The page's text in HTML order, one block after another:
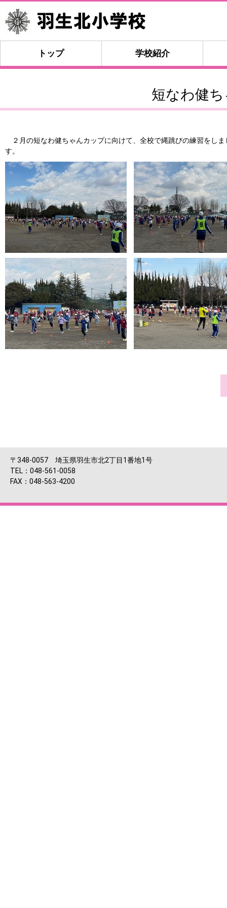
トップ 学校紹介
短なわ健
２月の短なわ健ちゃんカップに向けて、全校で縄跳びの練習をし
す。
〒348-0057 埼玉県羽生市北2丁目1番地1号
TEL：048-561-0058
FAX：048-563-4200